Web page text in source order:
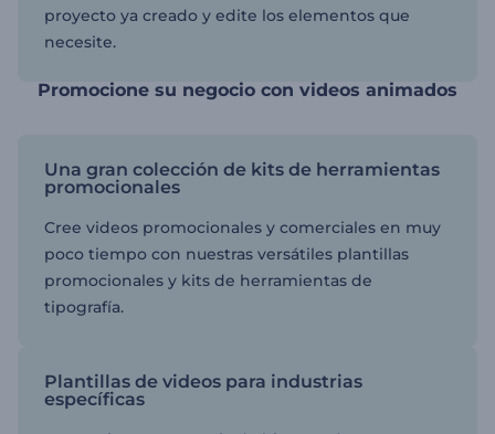
proyecto ya creado y edite los elementos que
necesite.
Promocione su negocio con videos animados
Una gran colección de kits de herramientas
promocionales
Cree videos promocionales y comerciales en muy
poco tiempo con nuestras versátiles plantillas
promocionales y kits de herramientas de
tipografía.
Plantillas de videos para industrias
específicas